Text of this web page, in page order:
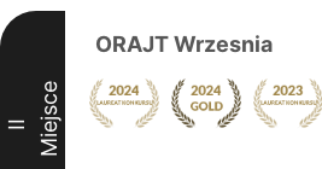
II Miejsce
ORAJT Wrzesnia